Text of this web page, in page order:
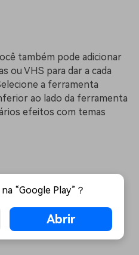
também pode adicionar
ou VHS para dar a cada
a ferramenta
ao lado da ferramenta
efeitos com temas
“Google Play”？
Abrir